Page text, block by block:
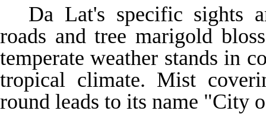
Da Lat's specific sights
roads and tree marigold
temperate weather stands in
tropical climate. Mist
round leads to its name "City